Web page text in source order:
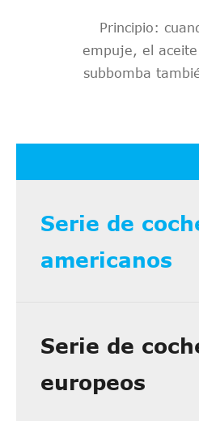
Principio:
empuje, el
subbomba
Serie de
americanos
Serie de
europeos